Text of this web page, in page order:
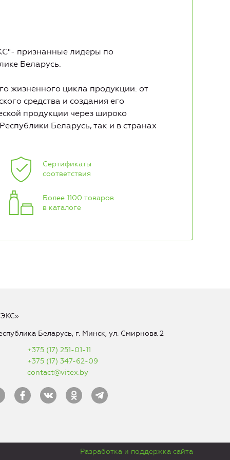
признанные лидеры по
Беларусь.
жизненного цикла продукции: от
средства и создания его
продукции через широко
Беларусь, так и в странах
Сертификаты
соответствия
Более 1100 товаров
в каталоге
Беларусь, г. Минск, ул. Смирнова 2
+375 (17) 251-01-11
+375 (17) 347-62-09
contact@vitex.by
Разработка и поддержка сайта